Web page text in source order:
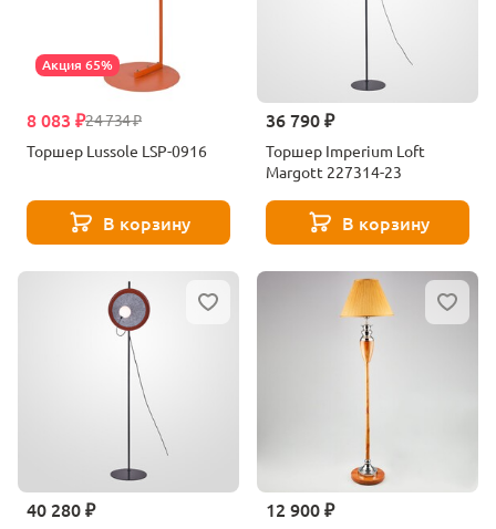
Акция 65%
24 734 ₽
8 083 ₽
Торшер Lussole LSP-0916
В корзину
36 790 ₽
Торшер Imperium Loft
Margott 227314-23
В корзину
40 280 ₽ 12 900 ₽